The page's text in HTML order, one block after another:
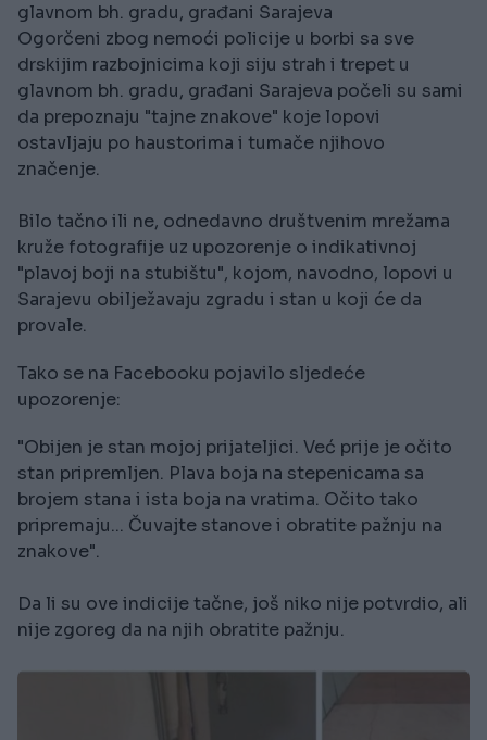
glavnom bh. gradu, građani Sarajeva
Ogorčeni zbog nemoći policije u borbi sa sve
drskijim razbojnicima koji siju strah i trepet u
glavnom bh. gradu, građani Sarajeva počeli su sami
da prepoznaju "tajne znakove" koje lopovi
ostavljaju po haustorima i tumače njihovo
značenje.
Bilo tačno ili ne, odnedavno društvenim mrežama
kruže fotografije uz upozorenje o indikativnoj
"plavoj boji na stubištu", kojom, navodno, lopovi u
Sarajevu obilježavaju zgradu i stan u koji će da
provale.
Tako se na Facebooku pojavilo sljedeće
upozorenje:
"Obijen je stan mojoj prijateljici. Već prije je očito
stan pripremljen. Plava boja na stepenicama sa
brojem stana i ista boja na vratima. Očito tako
pripremaju... Čuvajte stanove i obratite pažnju na
znakove".
Da li su ove indicije tačne, još niko nije potvrdio, ali
nije zgoreg da na njih obratite pažnju.